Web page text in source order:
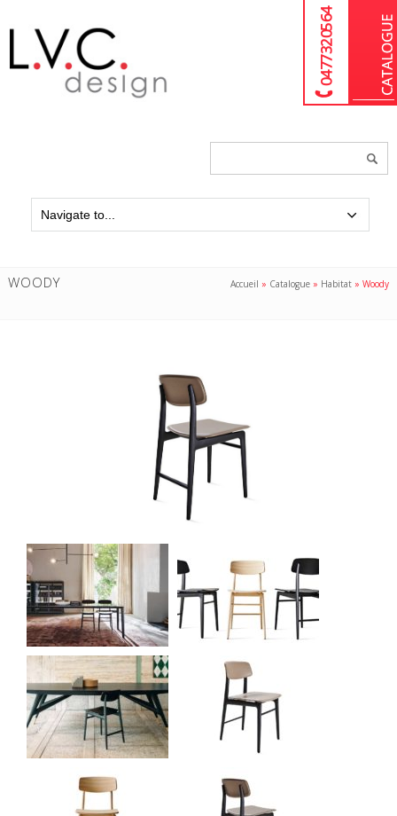
04 77 32 05 64
WOODY Accueil » Catalogue » Habitat »Woody